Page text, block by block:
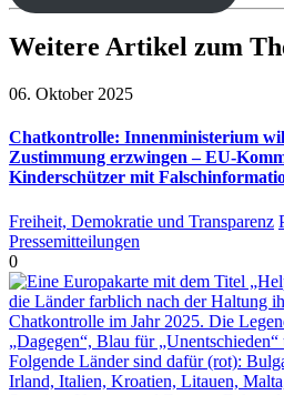
Weitere Artikel zum
06. Oktober 2025
Chatkontrolle: Innenministerium
Zustimmung erzwingen – EU-
Kinderschützer mit
Freiheit, Demokratie und Transparenz
Pressemitteilungen
0